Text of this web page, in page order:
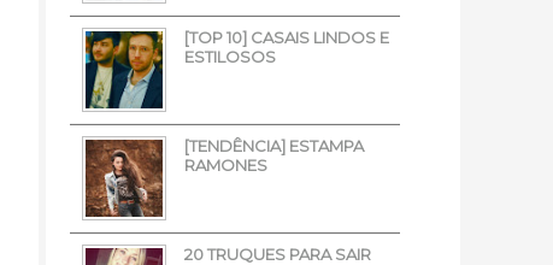
[TOP 10] CASAIS LINDOS E
ESTILOSOS
[TENDÊNCIA] ESTAMPA
RAMONES
20 TRUQUES PARA SAIR